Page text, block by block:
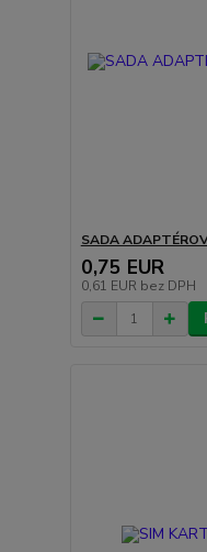
SADA
0,75 EUR
0,61 EUR bez DPH